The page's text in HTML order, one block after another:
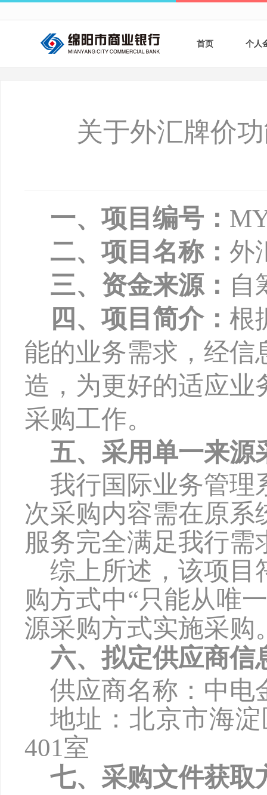
首页 个人
银
关于外汇牌价
一、项目编号：
二、项目名称： 外
三、资金来源： 自
四、项目简介： 根
能的业务需求，经信
造，为更好的适应业
采购工作。
五、采用单一来源
我行国际业务管理
次采购内容需在原系
服务完全满足我行需
综上所述，该项目
购方式中“只能从唯
源采购方式实施采购
六、拟定供应商信
供应商名称： 中电
地址：北京市海
401室
七、采购文件获取